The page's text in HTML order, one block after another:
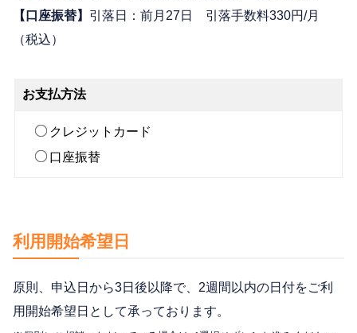
【口座振替】 引落日：前月27日 引落手数料330円/月
（税込）
お支払方法
クレジットカード
口座振替
利用開始希望日
原則、申込日から3日後以降で、2週間以内の日付をご利
用開始希望日として承っております。